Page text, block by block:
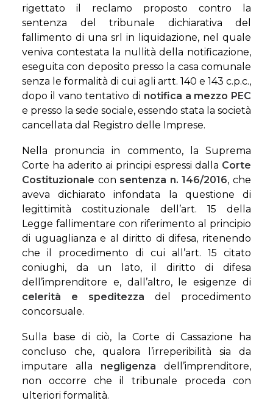
rigettato il reclamo proposto contro la
sentenza del tribunale dichiarativa del
fallimento di una srl in liquidazione, nel quale
veniva contestata la nullità della notificazione,
eseguita con deposito presso la casa comunale
senza le formalità di cui agli artt. 140 e 143 c.p.c.,
dopo il vano tentativo di notifica a mezzo PEC
e presso la sede sociale, essendo stata la società
cancellata dal Registro delle Imprese.
Nella pronuncia in commento, la Suprema
Corte ha aderito ai principi espressi dalla Corte
Costituzionale con sentenza n. 146/2016, che
aveva dichiarato infondata la questione di
legittimità costituzionale dell’art. 15 della
Legge fallimentare con riferimento al principio
di uguaglianza e al diritto di difesa, ritenendo
che il procedimento di cui all’art. 15 citato
coniughi, da un lato, il diritto di difesa
dell’imprenditore e, dall’altro, le esigenze di
celerità e speditezza del procedimento
concorsuale.
Sulla base di ciò, la Corte di Cassazione ha
concluso che, qualora l’irreperibilità sia da
imputare alla negligenza dell’imprenditore,
non occorre che il tribunale proceda con
ulteriori formalità.